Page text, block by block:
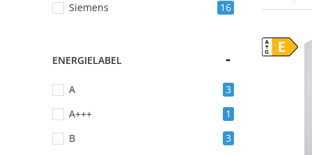
Siemens
16
ENERGIELABEL
A
3
A+++
1
B
3